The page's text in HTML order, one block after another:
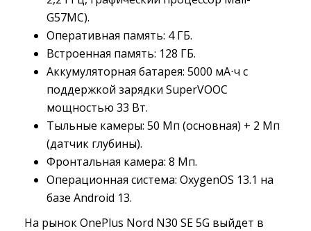
G57MC).
Оперативная память: 4 ГБ.
Встроенная память: 128 ГБ.
Аккумуляторная батарея: 5000 мА⋅ч с
поддержкой зарядки SuperVOOC
мощностью 33 Вт.
Тыльные камеры: 50 Мп (основная) + 2 Мп
(датчик глубины).
Фронтальная камера: 8 Мп.
Операционная система: OxygenOS 13.1 на
базе Android 13.
На рынок OnePlus Nord N30 SE 5G выйдет в